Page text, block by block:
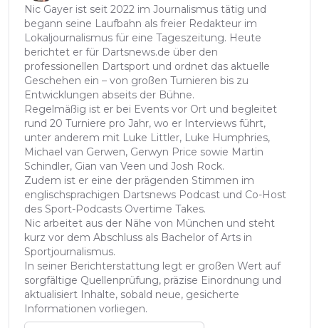
Nic Gayer ist seit 2022 im Journalismus tätig und
begann seine Laufbahn als freier Redakteur im
Lokaljournalismus für eine Tageszeitung. Heute
berichtet er für Dartsnews.de über den
professionellen Dartsport und ordnet das aktuelle
Geschehen ein – von großen Turnieren bis zu
Entwicklungen abseits der Bühne.
Regelmäßig ist er bei Events vor Ort und begleitet
rund 20 Turniere pro Jahr, wo er Interviews führt,
unter anderem mit Luke Littler, Luke Humphries,
Michael van Gerwen, Gerwyn Price sowie Martin
Schindler, Gian van Veen und Josh Rock.
Zudem ist er eine der prägenden Stimmen im
englischsprachigen Dartsnews Podcast und Co-Host
des Sport-Podcasts Overtime Takes.
Nic arbeitet aus der Nähe von München und steht
kurz vor dem Abschluss als Bachelor of Arts in
Sportjournalismus.
In seiner Berichterstattung legt er großen Wert auf
sorgfältige Quellenprüfung, präzise Einordnung und
aktualisiert Inhalte, sobald neue, gesicherte
Informationen vorliegen.